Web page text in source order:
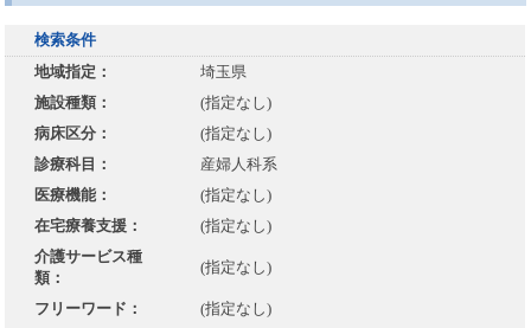
検索条件
地域指定：
埼玉県
施設種類：
(指定なし)
病床区分：
(指定なし)
診療科目：
産婦人科系
医療機能：
(指定なし)
在宅療養支援：
(指定なし)
介護サービス種
類：
(指定なし)
フリーワード： (指定なし)